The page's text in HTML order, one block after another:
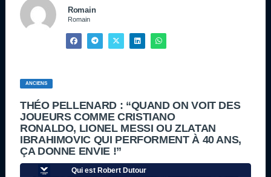
Romain
Romain
ANCIENS
THÉO PELLENARD : “QUAND ON VOIT DES
JOUEURS COMME CRISTIANO
RONALDO, LIONEL MESSI OU ZLATAN
IBRAHIMOVIC QUI PERFORMENT À 40 ANS,
ÇA DONNE ENVIE !”